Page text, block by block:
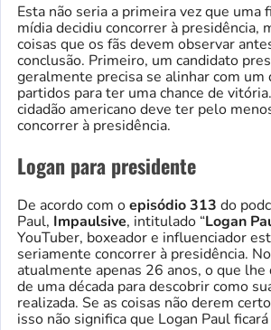
Esta não seria a primeira vez que uma
mídia decidiu concorrer à presidência,
coisas que os fãs devem observar
conclusão. Primeiro, um candidato
geralmente precisa se alinhar com um
partidos para ter uma chance de
cidadão americano deve ter pelo
concorrer à presidência.
Logan para presidente
De acordo com oepisódio 313 do
Paul, Impaulsive, intitulado “Logan
YouTuber, boxeador e influenciador
seriamente concorrer à presidência.
atualmente apenas 26 anos, o que lhe
de uma década para descobrir como
realizada. Se as coisas não derem
isso não significa que Logan Paul